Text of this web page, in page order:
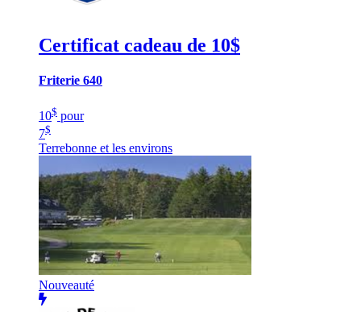
Certificat cadeau de 10$
Friterie 640
10$ pour
7$
Terrebonne et les environs
Nouveauté